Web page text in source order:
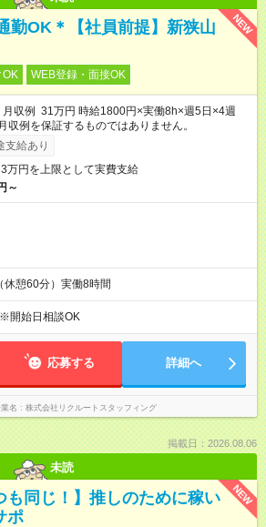
NEW
勤OK＊【社員前提】新狭山
OK WEB登録・面接OK
収例 31万円 時給1800円×実働8h×週5日×4週
例を保証するものではありません。
支給あり
万円を上限として実費支給
～
休憩60分）実働8時間
始日相談OK
応募する 詳細へ
名 株式会社リクルートスタッフィング
掲載日：2026.08.06
未読
NEW
も同じ！】推しのために稼い
ポ